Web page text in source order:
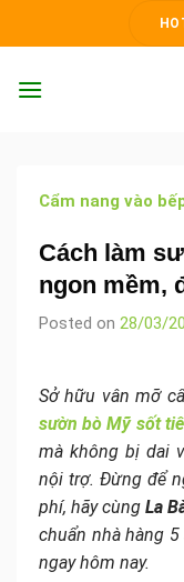
Cẩm nang vào
Cách làm
ngon mềm,
Posted on 28/03/
Sở hữu vân mỡ
sườn bò Mỹ sốt
mà không bị dai
nội trợ. Đừng để
phí, hãy cùng La
chuẩn nhà hàng
ngay hôm nay.